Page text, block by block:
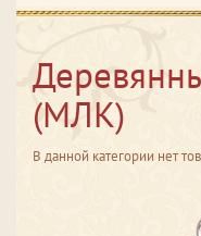
(МЛК)
В данной категории нет